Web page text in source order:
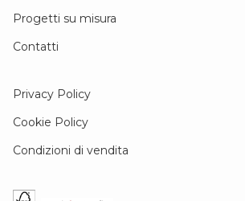
Progetti su misura
Contatti
Privacy Policy
Cookie Policy
Condizioni di vendita